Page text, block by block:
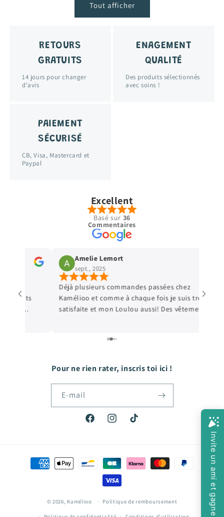
Tout afficher
RETOURS
GRATUITS
14 jours pour changer
d'avis
ENAGEMENT
QUALITÉ
Des produits sélectionnés
avec soins !
PAIEMENT
SÉCURISÉ
CB, Visa, Mastercard et
Paypal
Excellent
Basé sur 36
Commentaires
Amelie Lemort
sept., 2025
Déjà plusieurs commandes passées chez
Kamélioo et comme à chaque fois je suis tres
satisfaite et mon Loulou aussi! Des vêtements
vite! Hâte de passer ma prochaine commande!
Pour ne rien rater, inscris toi ici !
E-mail
FacebookInstagramTikTok
Moyens
© 2026, Kamélioo Politique de remboursement